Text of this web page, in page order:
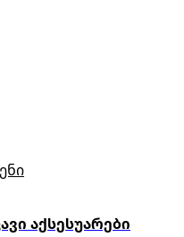
აქსესუარები